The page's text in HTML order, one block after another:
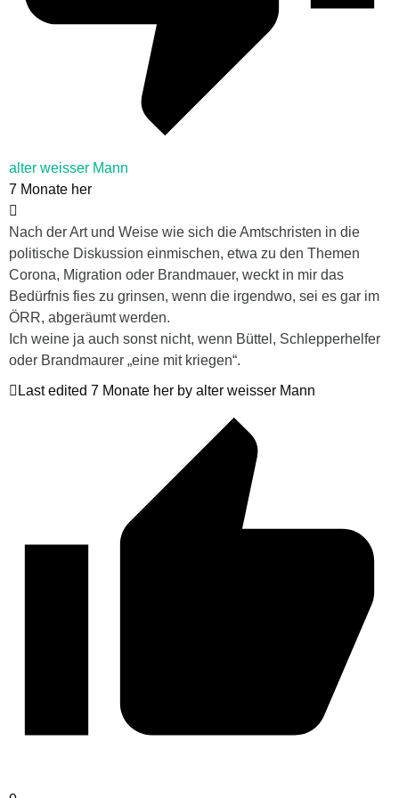
alter weisser Mann
7 Monate her
Nach der Art und Weise wie sich die Amtschristen in die
politische Diskussion einmischen, etwa zu den Themen
Corona, Migration oder Brandmauer, weckt in mir das
Bedürfnis fies zu grinsen, wenn die irgendwo, sei es gar im
ÖRR, abgeräumt werden.
Ich weine ja auch sonst nicht, wenn Büttel, Schlepperhelfer
oder Brandmaurer „eine mit kriegen“.
Last edited 7 Monate her by alter weisser Mann